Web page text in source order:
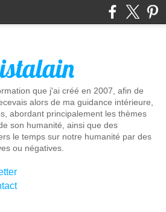
que j'ai créé en 2007, afin de
alors de ma guidance intérieure,
abordant principalement les thèmes
son humanité, ainsi que des
le temps sur notre humanité par des
ou négatives.